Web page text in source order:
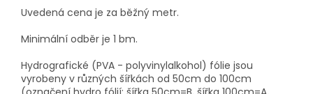
Uvedená cena je za běžný metr.
Minimální odběr je 1 bm.
Hydrografické (PVA - polyvinylalkohol) fólie jsou
vyrobeny v různých šířkách od 50cm do 100cm